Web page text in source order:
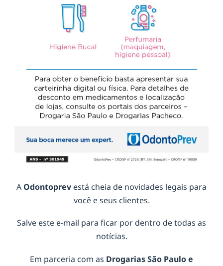
A Odontoprev está cheia de novidades legais para
você e seus clientes.
Salve este e-mail para ficar por dentro de todas as
notícias.
Em parceria com as Drogarias São Paulo e